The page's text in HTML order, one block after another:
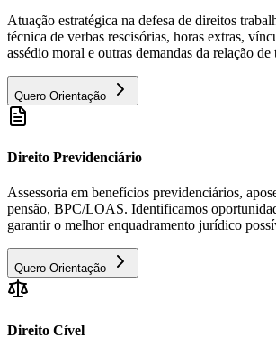
Atuação estratégica na defesa de direitos
técnica de verbas rescisórias, horas extras,
assédio moral e outras demandas da relação de
Quero Orientação
Direito Previdenciário
Assessoria em benefícios previdenciários,
pensão, BPC/LOAS. Identificamos
garantir o melhor enquadramento jurídico
Quero Orientação
Direito Cível